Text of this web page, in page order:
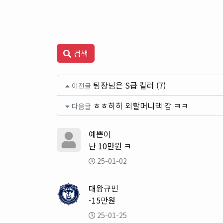
검색
이전글 팀장님은 S급 킬러 (7)
다음글 ㅎㅎ히히 외할머니댁 감 ㅋㅋ
예쁜이
난 10만원 ㅋ
25-01-02
대왕규민
-15만원
25-01-25